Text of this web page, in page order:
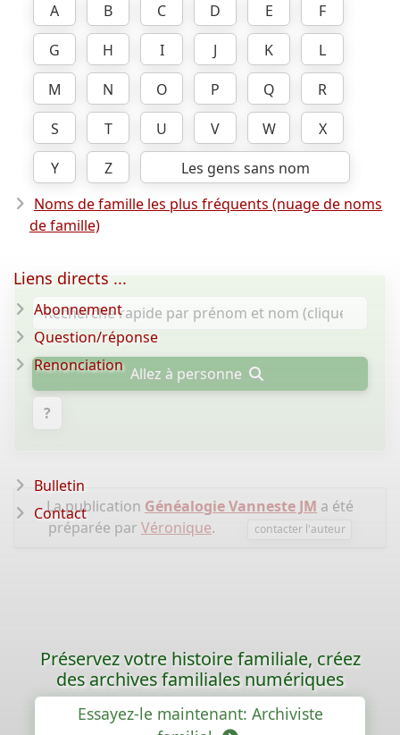
A
B C D E
F
G
H I J K
L
M
N O P Q
R
S
T U V W
X
Y
Z
Les gens sans nom
Noms de famille les plus fréquents (nuage de noms
de famille)
Allez à personne
?
La publication Généalogie Vanneste JM a été
préparée par Véronique. contacter l'auteur
Liens directs ...
Abonnement
Question/réponse
Renonciation
Bulletin
Contact
Préservez votre histoire familiale, créez
des archives familiales numériques
Essayez-le maintenant: Archiviste